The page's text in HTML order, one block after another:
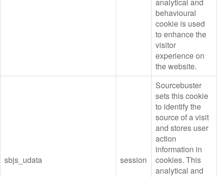
behavioural
cookie is used
to enhance the
visitor
experience on
the website.
sbjs_udata session
Sourcebuster
sets this cookie
to identify the
source of a visit
and stores user
action
information in
cookies. This
analytical and